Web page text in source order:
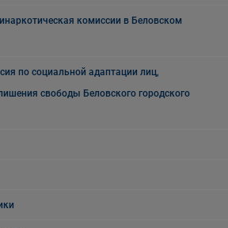
комиссии в Беловском
по социальной адаптации лиц,
свободы Беловского городского